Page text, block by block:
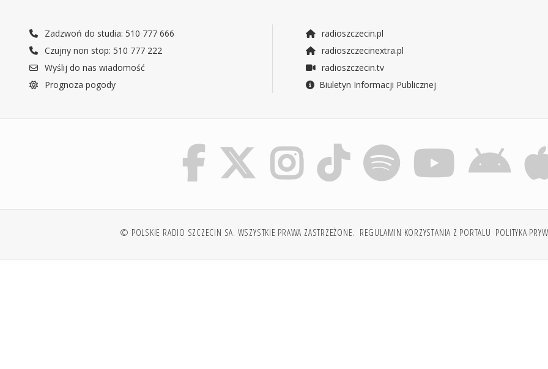
Zadzwoń do studia: 510 777 666
Czujny non stop: 510 777 222
Wyślij do nas wiadomość
Prognoza pogody
radioszczecin.pl
radioszczecinextra.pl
radioszczecin.tv
Biuletyn Informacji Publicznej
© POLSKIE RADIO SZCZECIN SA. WSZYSTKIE PRAWA ZASTRZEŻONE. REGULAMIN KORZYSTANIA Z PORTALU POLITYKA